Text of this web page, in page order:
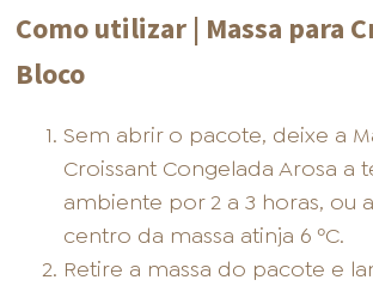
Como utilizar | Massa para
Bloco
Sem abrir o pacote, deixe a
Croissant Congelada Arosa a
ambiente por 2 a 3 horas, ou
centro da massa atinja 6 ºC.
Retire a massa do pacote e